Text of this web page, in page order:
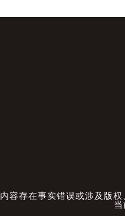
容存在事实错误或涉及版